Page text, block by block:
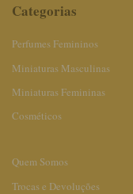
Categorias
Perfumes Femininos
Miniaturas Masculinas
Miniaturas Femininas
Cosméticos
Quem Somos
Trocas e Devoluções